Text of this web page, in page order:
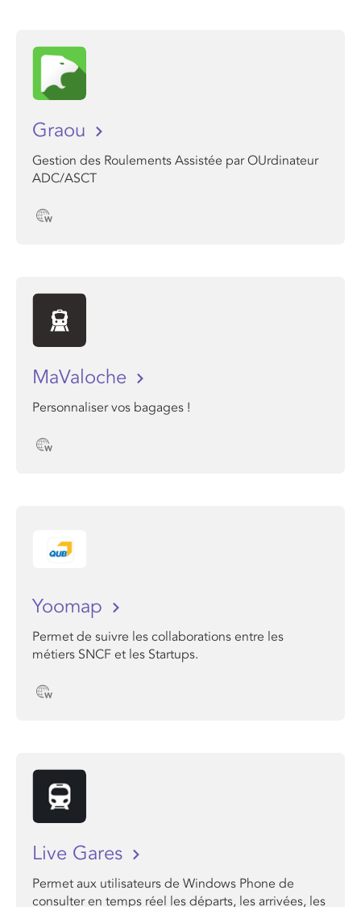
Graou
Gestion des Roulements Assistée par OUrdinateur
ADC/ASCT
MaValoche
Personnaliser vos bagages !
Yoomap
Permet de suivre les collaborations entre les
métiers SNCF et les Startups.
Live Gares
Permet aux utilisateurs de Windows Phone de
consulter en temps réel les départs, les arrivées, les